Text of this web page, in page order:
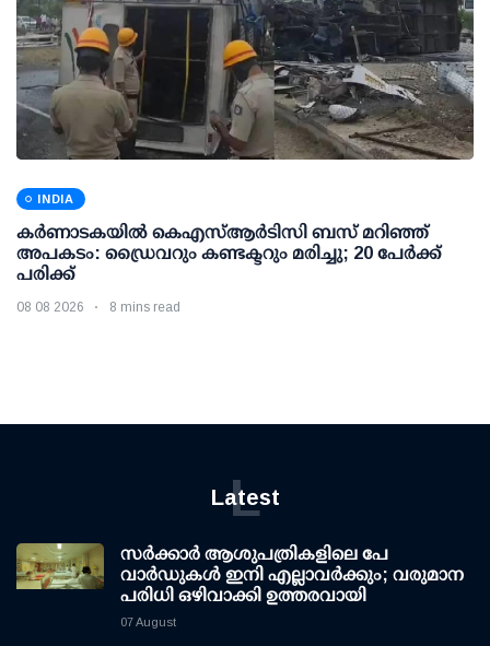
INDIA
കര്‍ണാടകയില്‍ കെഎസ്ആര്‍ടിസി ബസ് മറിഞ്ഞ്
അപകടം: ഡ്രൈവറും കണ്ടക്ടറും മരിച്ചു; 20 പേര്‍ക്ക്
പരിക്ക്
08 08 2026 8 mins read
Latest
L
സര്‍ക്കാര്‍ ആശുപത്രികളിലെ പേ
വാര്‍ഡുകള്‍ ഇനി എല്ലാവര്‍ക്കും; വരുമാന
പരിധി ഒഴിവാക്കി ഉത്തരവായി
07 August